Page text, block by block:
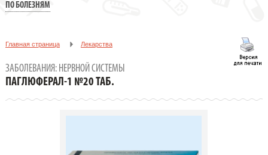
ПО БОЛЕЗНЯМ
Главная страница Лекарства
ЗАБОЛЕВАНИЯ: НЕРВНОЙ СИСТЕМЫ
ПАГЛЮФЕРАЛ-1 №20 ТАБ.